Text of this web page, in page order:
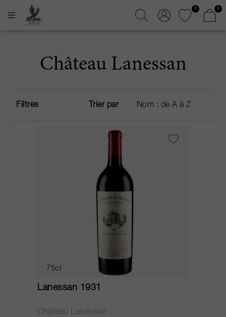
0 0
Château Lanessan
Filtres Trier par
75cl
Lanessan 1931
Château Lanessan